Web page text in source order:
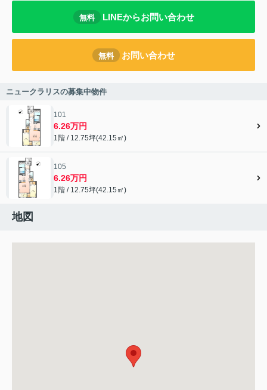
無料 LINEからお問い合わせ
無料 お問い合わせ
ニュークラリスの募集中物件
101
6.26万円
1階 / 12.75坪(42.15㎡)
105
6.26万円
1階 / 12.75坪(42.15㎡)
地図